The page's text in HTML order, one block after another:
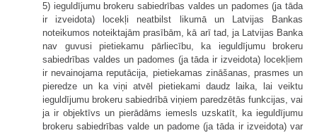
5) ieguldījumu brokeru sabiedrības valdes un padomes (ja tāda
ir izveidota) locekļi neatbilst likumā un Latvijas Bankas
noteikumos noteiktajām prasībām, kā arī tad, ja Latvijas Banka
nav guvusi pietiekamu pārliecību, ka ieguldījumu brokeru
sabiedrības valdes un padomes (ja tāda ir izveidota) locekļiem
ir nevainojama reputācija, pietiekamas zināšanas, prasmes un
pieredze un ka viņi atvēl pietiekami daudz laika, lai veiktu
ieguldījumu brokeru sabiedrībā viņiem paredzētās funkcijas, vai
ja ir objektīvs un pierādāms iemesls uzskatīt, ka ieguldījumu
brokeru sabiedrības valde un padome (ja tāda ir izveidota) var